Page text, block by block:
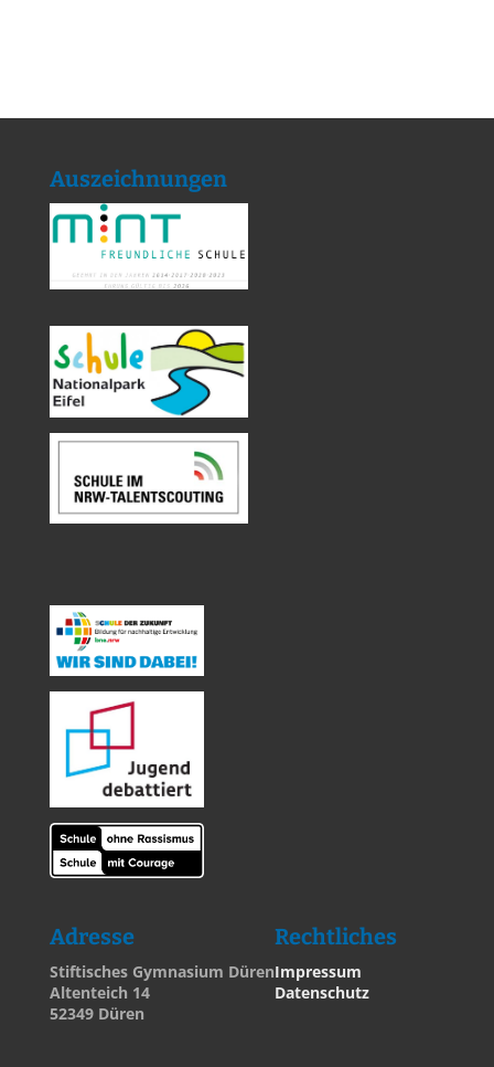
Auszeichnungen
Adresse
Stiftisches Gymnasium Düren
Altenteich 14
52349 Düren
Rechtliches
Impressum
Datenschutz